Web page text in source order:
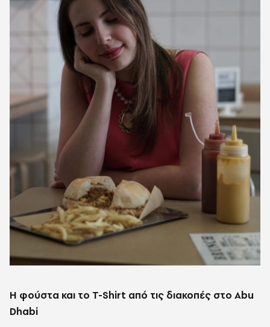
Η φούστα και το T-Shirt από τις διακοπές στο Abu
Dhabi